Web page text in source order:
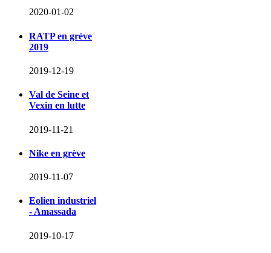
2020-01-02
RATP en grève
2019
2019-12-19
Val de Seine et
Vexin en lutte
2019-11-21
Nike en grève
2019-11-07
Eolien industriel
- Amassada
2019-10-17